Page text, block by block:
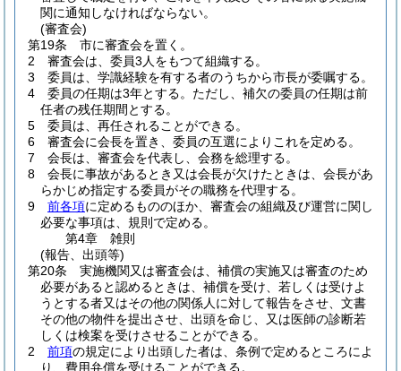
関に通知しなければならない。
(審査会)
第19条
市に審査会を置く。
2
審査会は、委員3人をもつて組織する。
3
委員は、学識経験を有する者のうちから市長が委嘱する。
4
委員の任期は3年とする。 ただし、補欠の委員の任期は前
任者の残任期間とする。
5
委員は、再任されることができる。
6
審査会に会長を置き、委員の互選によりこれを定める。
7
会長は、審査会を代表し、会務を総理する。
8
会長に事故があるとき又は会長が欠けたときは、会長があ
らかじめ指定する委員がその職務を代理する。
9
前各項に定めるもののほか、審査会の組織及び運営に関し
必要な事項は、規則で定める。
第4章
雑則
(報告、出頭等)
第20条
実施機関又は審査会は、補償の実施又は審査のため
必要があると認めるときは、補償を受け、若しくは受けよ
うとする者又はその他の関係人に対して報告をさせ、文書
その他の物件を提出させ、出頭を命じ、又は医師の診断若
しくは検案を受けさせることができる。
2
前項の規定により出頭した者は、条例で定めるところによ
り、費用弁償を受けることができる。